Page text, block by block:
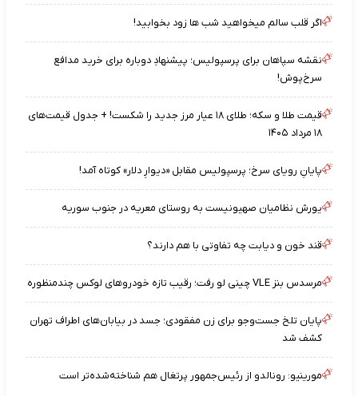
اگر قلب سالم میخواهید شب ها زود بخوابید!
نقشه‌ سپاهان برای پرسپولیس؛ پیشنهادِ دوباره برای خرید مدافع
سرخ‌پوش!
قیمت طلا و سکه؛ طلای ۱۸ عیار مرز جدید را شکست! + جدول قیمت‌های
۱۸ مرداد ۱۴۰۵
پایانِ رویای سرخ؛ پرسپولیس مقابل «دیوارِ دلار» کوتاه آمد!
یورش نظامیان صهیونیست به روستای معریه در جنوب سوریه
قند خون و دیابت چه تفاوتی با هم دارند؟
مرسدس بنز VLE چینی لو رفت؛ رقیب تازه خودروهای لوکس چندمنظوره
پایان تلخ جست‌وجو برای زن مفقودی؛ جسد در بیابان‌های اطراف تهران
کشف شد
مورینیو: رونالدو از رئیس‌جمهور پرتغال هم شناخته‌شده‌تر است